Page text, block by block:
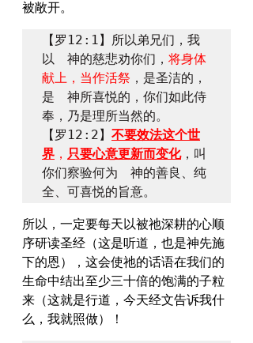
被敞开。
【罗12:1】所以弟兄们，我
以　神的慈悲劝你们， 将身体
献上，当作活祭 ，是圣洁的，
是　神所喜悦的，你们如此侍
奉，乃是理所当然的。
【罗12:2】 不要效法这个世
界 ， 只要心意更新而变化，叫
你们察验何为　神的善良、纯
全、可喜悦的旨意。
​所以，一定要每天以被祂深耕的心顺
序研读圣经（这是听道，也是神先施
下的恩），这会使祂的话语在我们的
生命中结出至少三十倍的饱满的子粒
来（这就是行道，今天经文告诉我什
么，我就照做）！